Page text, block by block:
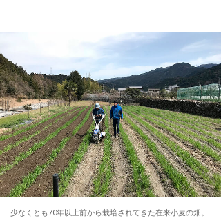
少なくとも70年以上前から栽培されてきた在来小麦の畑。